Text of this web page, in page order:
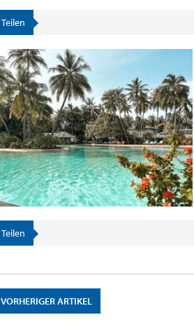
Teilen
Teilen
VORHERIGER ARTIKEL